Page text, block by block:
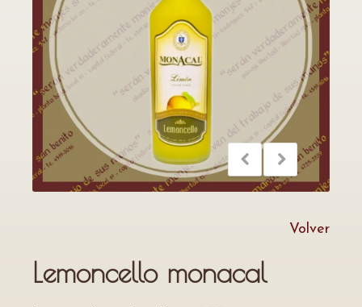
Volver
Lemoncello monacal